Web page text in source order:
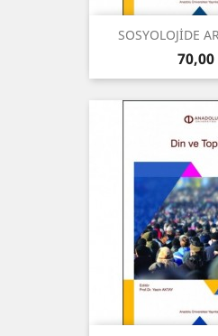
SOSYOLOJİDE
Preis
70,00